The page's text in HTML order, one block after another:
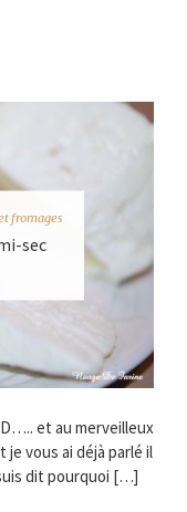
fromages
sec
et au merveilleux
je vous ai déjà parlé il
dit pourquoi […]